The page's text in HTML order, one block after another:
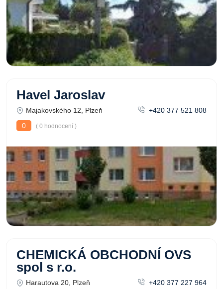
Havel Jaroslav
Majakovského 12, Plzeň
+420 377 521 808
0
( 0 hodnocení )
CHEMICKÁ OBCHODNÍ OVS
spol s r.o.
Harautova 20, Plzeň +420 377 227 964